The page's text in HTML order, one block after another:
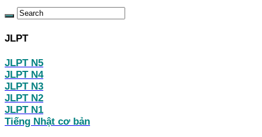
JLPT
JLPT N5
JLPT N4
JLPT N3
JLPT N2
JLPT N1
Tiếng Nhật cơ bản